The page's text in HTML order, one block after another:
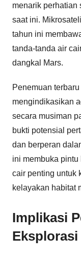
menarik perhatian
saat ini.
tahun ini
tanda-tanda air
dangkal Mars.
Penemuan
mengindikasikan
secara musiman
bukti potensial
dan berperan
ini membuka
cair penting untuk
kelayakan habitat
Implikasi
Eksplorasi